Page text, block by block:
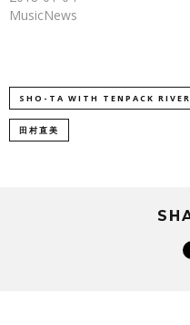
MusicNews
SHO-TA WITH TENPACK
田村直美